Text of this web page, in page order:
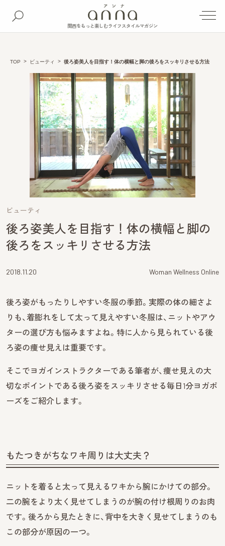
関西をもっと楽しむライフスタイルマガジン
TOP ビューティ 後ろ姿美人を目指す！体の横幅と脚の後ろをスッキリさせる方法
ビューティ
後ろ姿美人を目指す！体の横幅と脚の
後ろをスッキリさせる方法
2018.11.20 Woman Wellness Online
後ろ姿がもったりしやすい冬服の季節。実際の体の細さよ
りも、着膨れをして太って見えやすい冬服は、ニットやアウ
ターの選び方も悩みますよね。特に人から見られている後
ろ姿の痩せ見えは重要です。
そこでヨガインストラクターである筆者が、痩せ見えの大
切なポイントである後ろ姿をスッキリさせる毎日1分ヨガポ
ーズをご紹介します。
もたつきがちなワキ周りは大丈夫？
ニットを着ると太って見えるワキから腕にかけての部分。
二の腕をより太く見せてしまうのが腕の付け根周りのお肉
です。後ろから見たときに、背中を大きく見せてしまうのも
この部分が原因の一つ。